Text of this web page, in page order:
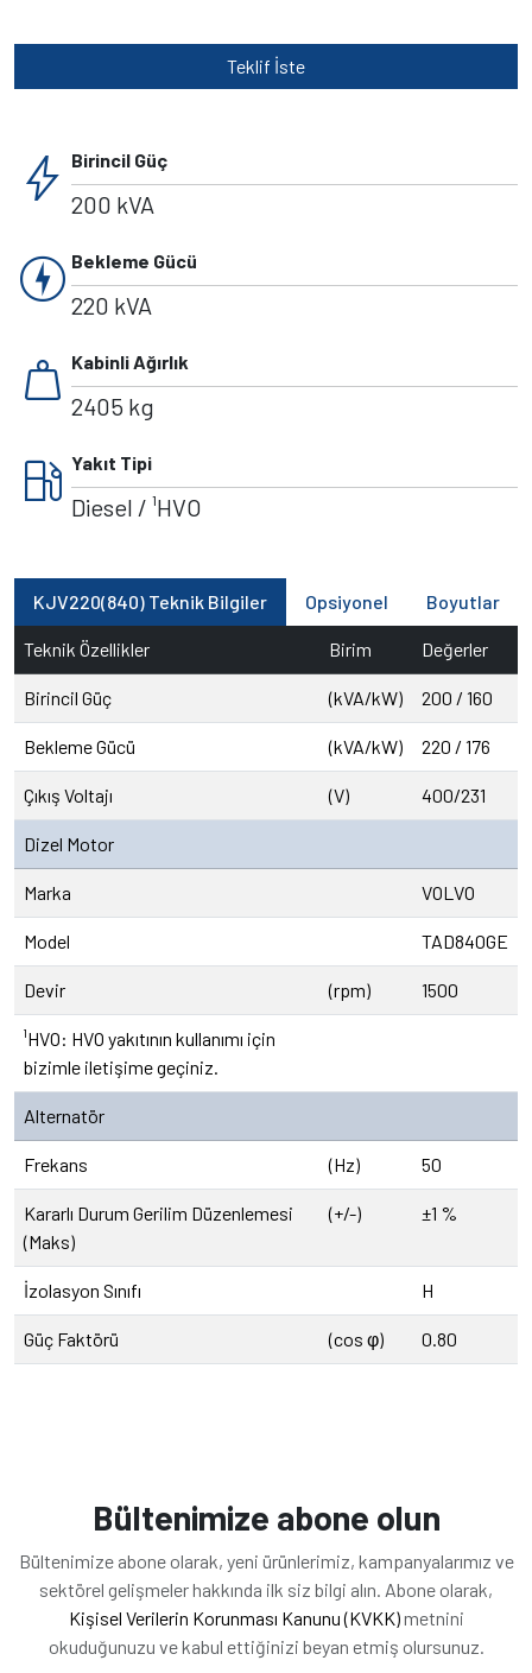
Teklif İste
bolt Birincil Güç
200 kVA
charger Bekleme Gücü
220 kVA
weight Kabinli Ağırlık
2405 kg
local_gas_station Yakıt Tipi
Diesel / ¹HVO
KJV220(840) Teknik Bilgiler Opsiyonel Boyutlar
Teknik Özellikler Birim Değerler
Birincil Güç (kVA/kW) 200 / 160
Bekleme Gücü (kVA/kW) 220 / 176
Çıkış Voltajı (V) 400/231
Dizel Motor
Marka VOLVO
Model TAD840GE
Devir (rpm) 1500
¹HVO: HVO yakıtının kullanımı için
bizimle iletişime geçiniz.
Alternatör
Frekans (Hz) 50
Kararlı Durum Gerilim Düzenlemesi
(Maks)
(+/-) ±1 %
İzolasyon Sınıfı H
Güç Faktörü (cos φ) 0.80
Bültenimize abone olun
Bültenimize abone olarak, yeni ürünlerimiz, kampanyalarımız ve
sektörel gelişmeler hakkında ilk siz bilgi alın. Abone olarak,
Kişisel Verilerin Korunması Kanunu (KVKK)metnini
okuduğunuzu ve kabul ettiğinizi beyan etmiş olursunuz.